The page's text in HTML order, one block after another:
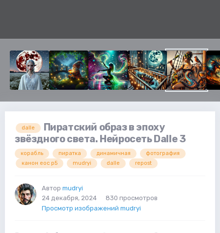
dalle
Пиратский образ в эпоху
звёздного света. Нейросеть Dalle 3
корабль пиратка динамичная
фотография
канон еос р5
mudryi dalle repost
Автор mudryi
24 декабря, 2024
830 просмотров
Просмотр изображений mudryi